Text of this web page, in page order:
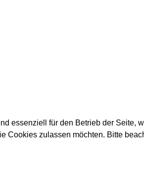
essenziell für den Betrieb der Seite,
Cookies zulassen möchten. Bitte